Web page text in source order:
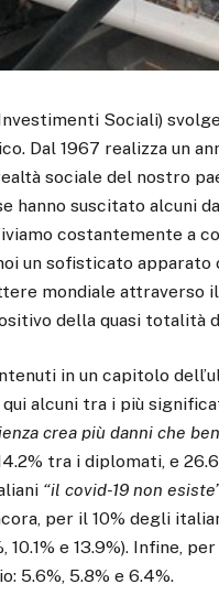
Sociali)
Dal 1967 realizza un
sociale del nostro
hanno suscitato alcuni
costantemente a
un sofisticato
mondiale attraverso
della quasi totalità
in un capitolo
alcuni tra i più
crea più danni che
tra i diplomati, e
“il covid-19 non
per il 10% degli
e 13.9%). Infine,
5.6%, 5.8% e 6.4%.